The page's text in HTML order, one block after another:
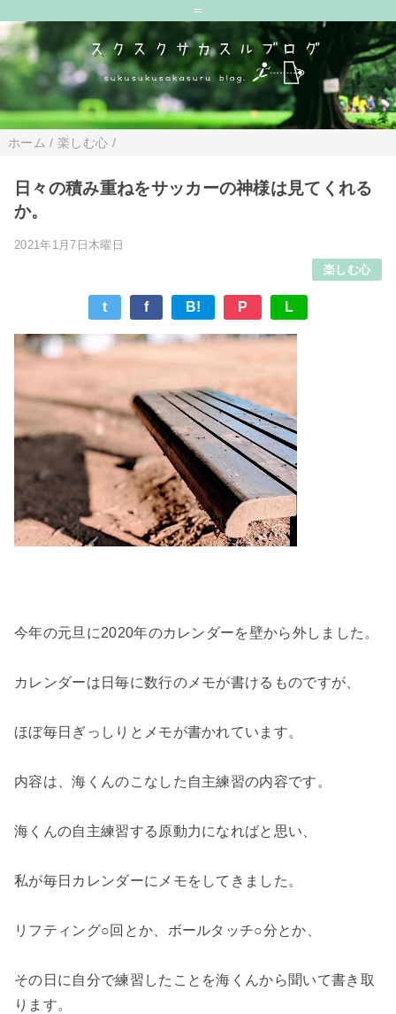
=
ホーム / 楽しむ心 /
日々の積み重ねをサッカーの神様は見てくれる
か。
2021年1月7日木曜日
楽しむ心
t f B! P L
今年の元旦に2020年のカレンダーを壁から外しました。
カレンダーは日毎に数行のメモが書けるものですが、
ほぼ毎日ぎっしりとメモが書かれています。
内容は、海くんのこなした自主練習の内容です。
海くんの自主練習する原動力になればと思い、
私が毎日カレンダーにメモをしてきました。
リフティング○回とか、ボールタッチ○分とか、
その日に自分で練習したことを海くんから聞いて書き取
ります。